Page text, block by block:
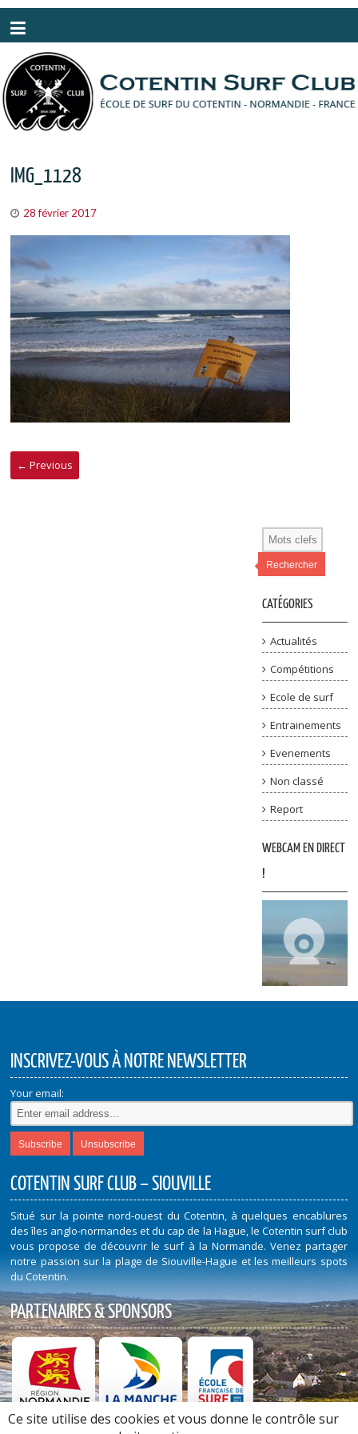
IMG_1128
28 février 2017
← Previous
Rechercher
CATÉGORIES
Actualités
Compétitions
Ecole de surf
Entrainements
Evenements
Non classé
Report
WEBCAM EN DIRECT
!
INSCRIVEZ-VOUS À NOTRE NEWSLETTER
Your email:
COTENTIN SURF CLUB – SIOUVILLE
Situé sur la pointe nord-ouest du Cotentin, à quelques encablures
des îles anglo-normandes et du cap de la Hague, le Cotentin surf club
vous propose de découvrir le surf à la Normande. Venez partager
notre passion sur la plage de Siouville-Hague et les meilleurs spots
du Cotentin.
PARTENAIRES & SPONSORS
Découvrez nos Partenaires et Sponsors
Panneau de gestion des cookies
Ce site utilise des cookies et vous donne le contrôle sur